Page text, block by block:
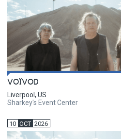
VOÏVOD
Liverpool, US
Sharkey's Event Center
10 OCT 2026